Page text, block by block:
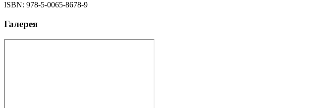
ISBN: 978-5-0065-8678-9
Галерея